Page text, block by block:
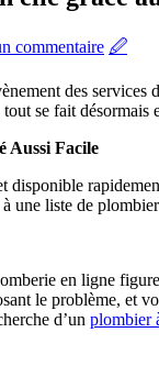
commentaire 🖉
des
se fait
Aussi Facile
une liste de
en ligne
le problème, et
d’un plombier